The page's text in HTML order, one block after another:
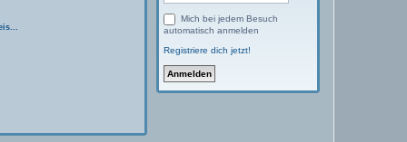
Mich bei jedem Besuch
automatisch anmelden
Registriere dich jetzt!